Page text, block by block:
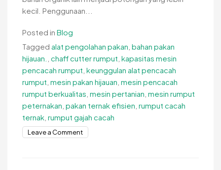
kecil. Penggunaan...
Posted in Blog
Tagged alat pengolahan pakan bahan pakan
hijauan.
chaff cutter rumput kapasitas mesin
pencacah rumput keunggulan alat pencacah
rumput mesin pakan hijauan mesin pencacah
rumput berkualitas mesin pertanian mesin rumput
peternakan pakan ternak efisien rumput cacah
ternak rumput gajah cacah
Leave a Commenton